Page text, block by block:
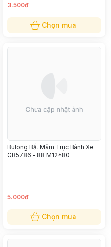
3.500đ
Chọn mua
Bulong Bắt Mâm Trục Bánh Xe
GB5786 - 88 M12*80
5.000đ
Chọn mua